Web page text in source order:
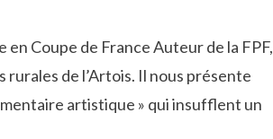
en Coupe de France Auteur de la FPF,
de l’Artois. Il nous présente
artistique » qui insufflent un